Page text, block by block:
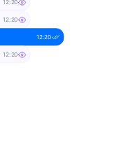
12:20
12:20
12:20
12:20